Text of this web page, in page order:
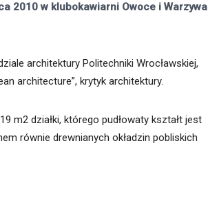
2010 w klubokawiarni Owoce i Warzywa
architektury Politechniki Wrocławskiej,
architecture”, krytyk architektury.
m2 działki, którego pudłowaty kształt jest
równie drewnianych okładzin pobliskich